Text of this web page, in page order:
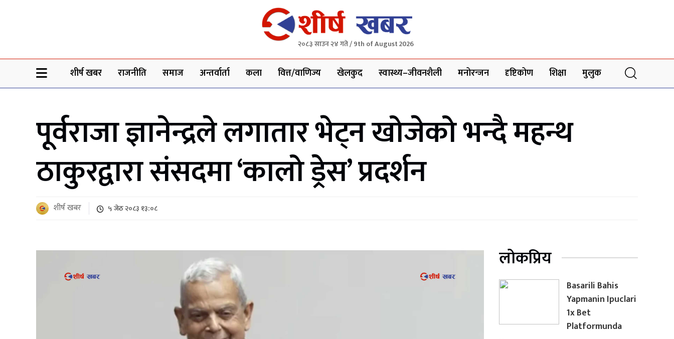
२०८३ साउन २४ गते / 9th of August 2026
शीर्ष खबर राजनीति समाज अन्तर्वार्ता कला वित्त/वाणिज्य खेलकुद स्वास्थ्य–जीवनशैली मनोरन्जन दृष्टिकोण शिक्षा मुलुक
पूर्वराजा ज्ञानेन्द्रले लगातार भेट्न खोजेको भन्दै महन्थ
ठाकुरद्वारा संसदमा ‘कालो ड्रेस’ प्रदर्शन
शीर्ष खबर ५ जेठ २०८३ १३:०८
लोकप्रिय
Basarili Bahis
Yapmanin Ipuclari
1x Bet
Platformunda